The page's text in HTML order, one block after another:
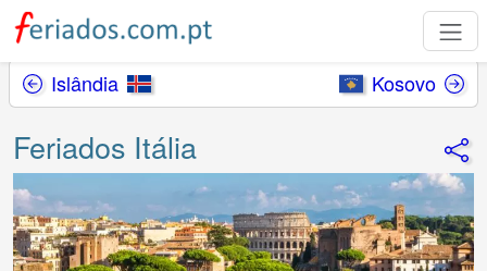
Islândia Kosovo
Feriados Itália